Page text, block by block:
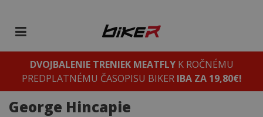
DVOJBALENIE TRENIEK MEATFLYK ROČNÉMU
PREDPLATNÉMU ČASOPISU BIKER IBA ZA 19,80€!
George Hincapie